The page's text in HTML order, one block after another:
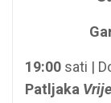
19:00 sati |
Patljaka